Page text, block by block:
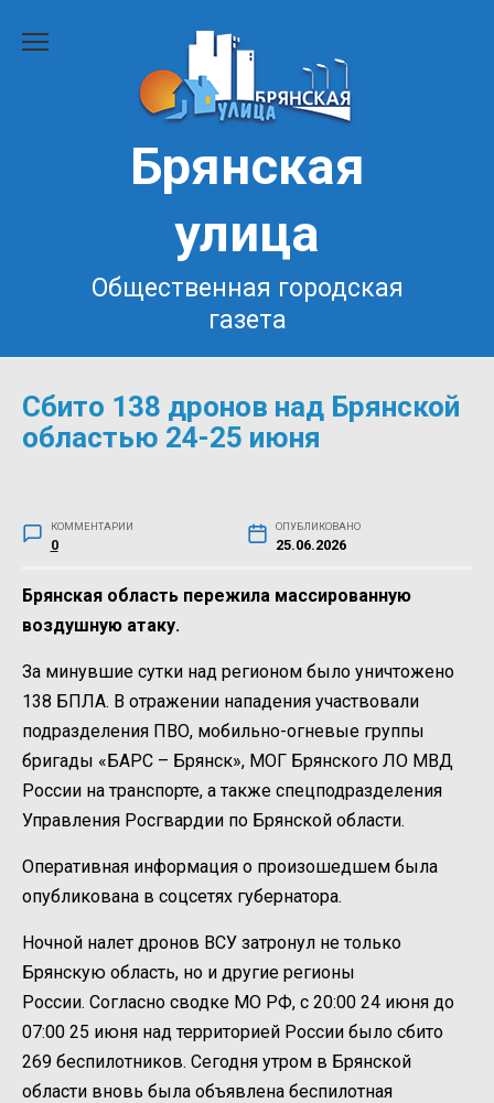
Брянская
улица
Общественная городская
газета
Сбито 138 дронов над Брянской
областью 24-25 июня
КОММЕНТАРИИ
0
ОПУБЛИКОВАНО
25.06.2026
Брянская область пережила массированную
воздушную атаку.
За минувшие сутки над регионом было уничтожено
138 БПЛА. В отражении нападения участвовали
подразделения ПВО, мобильно-огневые группы
бригады «БАРС – Брянск», МОГ Брянского ЛО МВД
России на транспорте, а также спецподразделения
Управления Росгвардии по Брянской области.
Оперативная информация о произошедшем была
опубликована в соцсетях губернатора.
Ночной налет дронов ВСУ затронул не только
Брянскую область, но и другие регионы
России. Согласно сводке МО РФ, с 20:00 24 июня до
07:00 25 июня над территорией России было сбито
269 беспилотников. Сегодня утром в Брянской
области вновь была объявлена беспилотная